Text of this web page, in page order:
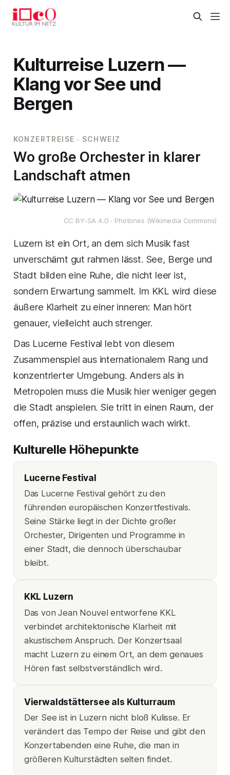
Kulturreise Luzern —
Klang vor See und
Bergen
KONZERTREISE · SCHWEIZ
Wo große Orchester in klarer
Landschaft atmen
CC BY-SA 4.0 · Photones (Wikimedia Commons)
Luzern ist ein Ort, an dem sich Musik fast
unverschämt gut rahmen lässt. See, Berge und
Stadt bilden eine Ruhe, die nicht leer ist,
sondern Erwartung sammelt. Im KKL wird diese
äußere Klarheit zu einer inneren: Man hört
genauer, vielleicht auch strenger.
Das Lucerne Festival lebt von diesem
Zusammenspiel aus internationalem Rang und
konzentrierter Umgebung. Anders als in
Metropolen muss die Musik hier weniger gegen
die Stadt anspielen. Sie tritt in einen Raum, der
offen, präzise und erstaunlich wach wirkt.
Kulturelle Höhepunkte
Lucerne Festival
Das Lucerne Festival gehört zu den
führenden europäischen Konzertfestivals.
Seine Stärke liegt in der Dichte großer
Orchester, Dirigenten und Programme in
einer Stadt, die dennoch überschaubar
bleibt.
KKL Luzern
Das von Jean Nouvel entworfene KKL
verbindet architektonische Klarheit mit
akustischem Anspruch. Der Konzertsaal
macht Luzern zu einem Ort, an dem genaues
Hören fast selbstverständlich wird.
Vierwaldstättersee als Kulturraum
Der See ist in Luzern nicht bloß Kulisse. Er
verändert das Tempo der Reise und gibt den
Konzertabenden eine Ruhe, die man in
größeren Kulturstädten selten findet.